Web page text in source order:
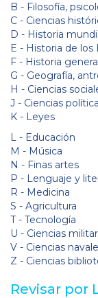
B - Filosofía,
C - Ciencias
D - Historia
E - Historia de los
F - Historia
G - Geografía,
H - Ciencias
J - Ciencias
K - Leyes
L - Educación
M - Música
N - Finas artes
P - Lenguaje y
R - Medicina
S - Agricultura
T - Tecnología
U - Ciencias
V - Ciencias
Z - Ciencias
Revisar por